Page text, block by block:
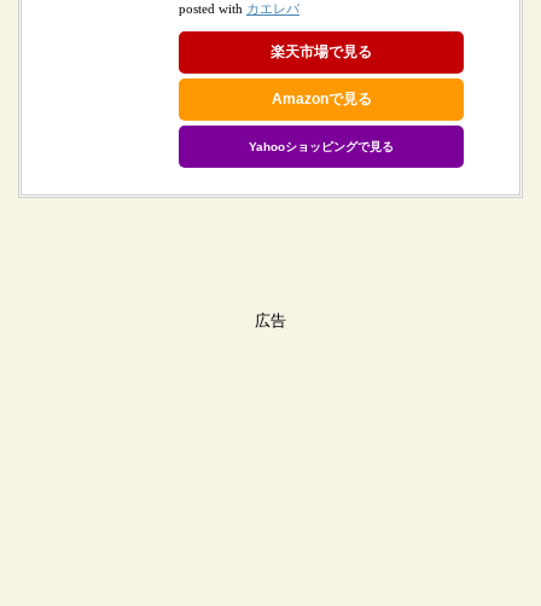
posted with カエレバ
楽天市場で見る
Amazonで見る
Yahooショッピングで見る
広告